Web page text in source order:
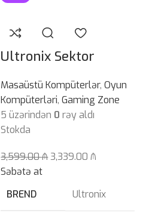
Ultronix Sektor
Masaüstü Kompüterlər, Oyun
Kompüterləri, Gaming Zone
5 üzərindən 0 rəy aldı
Stokda
3,599.00₼3,339.00₼
Səbətə at
BREND
Ultronix